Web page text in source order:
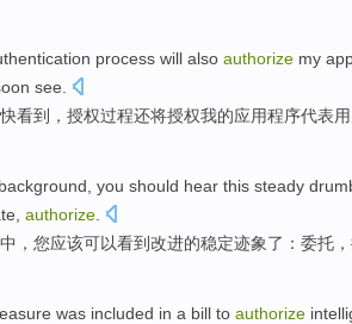
process will also authorize my
see
看到， 授权过程还将授权我的应用程序代表
background you should hear this steady
authorize
中， 您应该可以看到改进的稳定迹象了 ： 委托 ，
was included in a bill to authorize